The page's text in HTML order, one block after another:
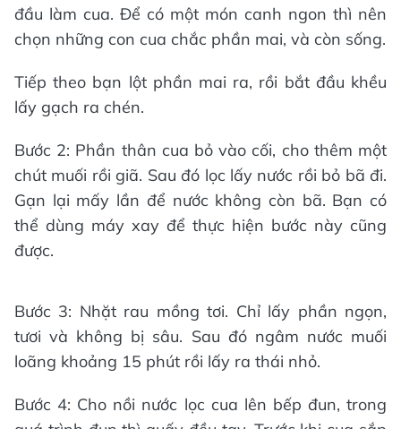
đầu làm cua. Để có một món canh ngon thì nên
chọn những con cua chắc phần mai, và còn sống.
Tiếp theo bạn lột phần mai ra, rồi bắt đầu khều
lấy gạch ra chén.
Bước 2: Phần thân cua bỏ vào cối, cho thêm một
chút muối rồi giã. Sau đó lọc lấy nước rồi bỏ bã đi.
Gạn lại mấy lần để nước không còn bã. Bạn có
thể dùng máy xay để thực hiện bước này cũng
được.
Bước 3: Nhặt rau mồng tơi. Chỉ lấy phần ngọn,
tươi và không bị sâu. Sau đó ngâm nước muối
loãng khoảng 15 phút rồi lấy ra thái nhỏ.
Bước 4: Cho nồi nước lọc cua lên bếp đun, trong